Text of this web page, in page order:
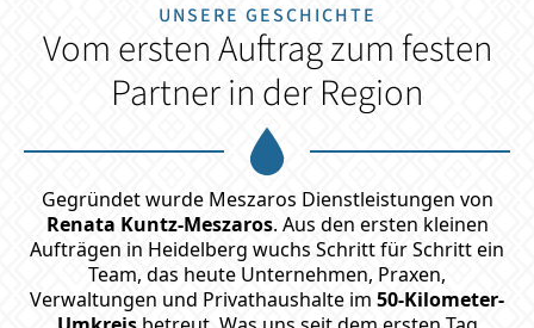
UNSERE GESCHICHTE
Vom ersten Auftrag zum festen
Partner in der Region
Gegründet wurde Meszaros Dienstleistungen von
Renata Kuntz-Meszaros. Aus den ersten kleinen
Aufträgen in Heidelberg wuchs Schritt für Schritt ein
Team, das heute Unternehmen, Praxen,
Verwaltungen und Privathaushalte im 50-Kilometer-